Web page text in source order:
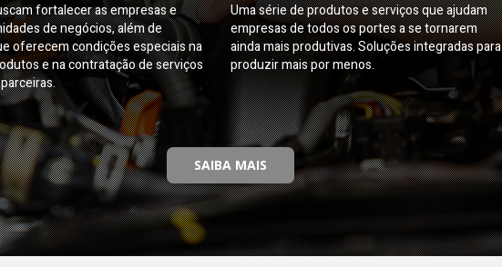
fortalecer as empresas e
de negócios, além de
oferecem condições especiais na
e na contratação de serviços
Uma série de produtos e serviços que ajudam
empresas de todos os portes a se tornarem
ainda mais produtivas. Soluções integradas para
produzir mais por menos.
SAIBA MAIS